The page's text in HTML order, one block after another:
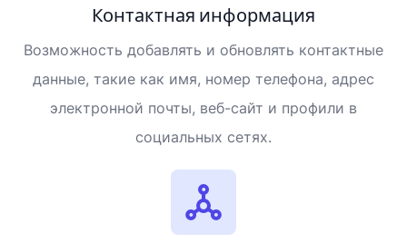
Контактная информация
Возможность добавлять и обновлять контактные
данные, такие как имя, номер телефона, адрес
электронной почты, веб-сайт и профили в
социальных сетях.